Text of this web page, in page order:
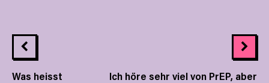
Was heisst
Ich höre sehr viel von PrEP, aber